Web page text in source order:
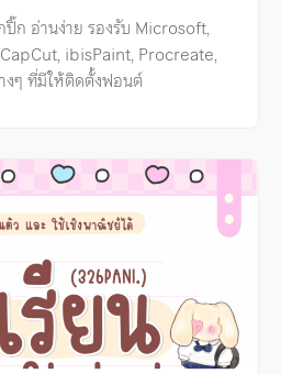
ก อ่านง่าย รองรับ Microsoft,
ibisPaint, Procreate,
ๆ ที่มีให้ติดตั้งฟอนต์